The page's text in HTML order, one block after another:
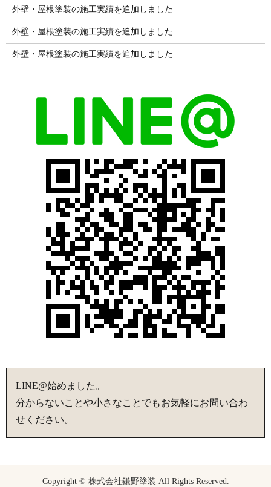
外壁・屋根塗装の施工実績を追加しました
外壁・屋根塗装の施工実績を追加しました
外壁・屋根塗装の施工実績を追加しました
LINE@始めました。
分からないことや小さなことでもお気軽にお問い合わ
せください。
Copyright © 株式会社鎌野塗装 All Rights Reserved.